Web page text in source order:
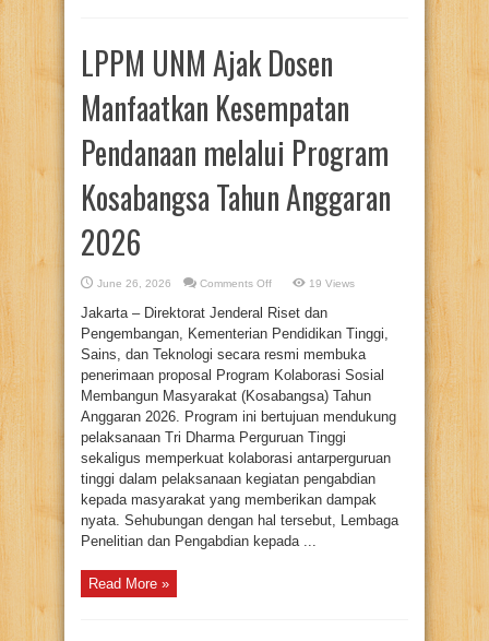
LPPM UNM Ajak Dosen
Manfaatkan Kesempatan
Pendanaan melalui Program
Kosabangsa Tahun Anggaran
2026
June 26, 2026 Comments Offon
UNM
Ajak
Dosen
Kesempatan
Pendanaan
melalui
Program
Kosabangsa
Tahun
Anggaran
2026
19 Views
Jakarta – Direktorat Jenderal Riset dan
Pengembangan, Kementerian Pendidikan Tinggi,
Sains, dan Teknologi secara resmi membuka
penerimaan proposal Program Kolaborasi Sosial
Membangun Masyarakat (Kosabangsa) Tahun
Anggaran 2026. Program ini bertujuan mendukung
pelaksanaan Tri Dharma Perguruan Tinggi
sekaligus memperkuat kolaborasi antarperguruan
tinggi dalam pelaksanaan kegiatan pengabdian
kepada masyarakat yang memberikan dampak
nyata. Sehubungan dengan hal tersebut, Lembaga
Penelitian dan Pengabdian kepada ...
Read More »